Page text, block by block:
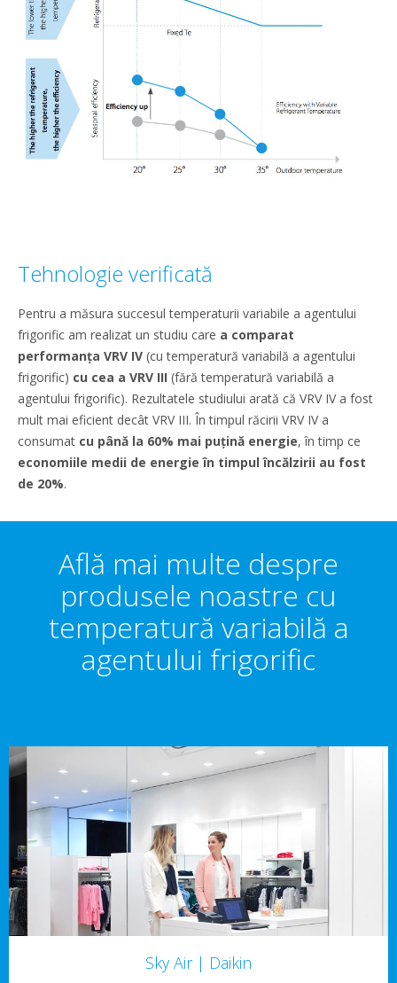
Tehnologie verificată
Pentru a măsura succesul temperaturii variabile a agentului
frigorific am realizat un studiu care a comparat
performanța VRV IV (cu temperatură variabilă a agentului
frigorific) cu cea a VRV III (fără temperatură variabilă a
agentului frigorific). Rezultatele studiului arată că VRV IV a fost
mult mai eficient decât VRV III. În timpul răcirii VRV IV a
consumat cu până la 60% mai puțină energie, în timp ce
economiile medii de energie în timpul încălzirii au fost
de 20%.
Află mai multe despre
produsele noastre cu
temperatură variabilă a
agentului frigorific
Sky Air | Daikin